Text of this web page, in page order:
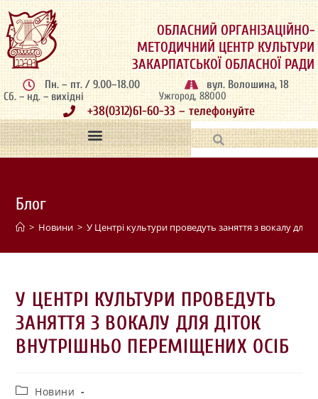
ОБЛАСНИЙ ОРГАНІЗАЦІЙНО-
МЕТОДИЧНИЙ ЦЕНТР КУЛЬТУРИ
ЗАКАРПАТСЬКОЇ ОБЛАСНОЇ РАДИ
Пн. – пт. / 9.00–18.00
Сб. – нд. – вихідні
вул. Волошина, 18
Ужгород, 88000
+38(0312)61-60-33 – телефонуйте
Блог
> Новини > У Центрі культури проведуть заняття з вокалу для
У ЦЕНТРІ КУЛЬТУРИ ПРОВЕДУТЬ
ЗАНЯТТЯ З ВОКАЛУ ДЛЯ ДІТОК
ВНУТРІШНЬО ПЕРЕМІЩЕНИХ ОСІБ
Новини